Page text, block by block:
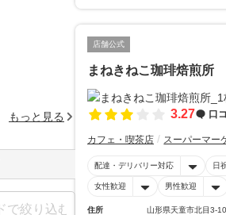
店舗公式
まねきねこ珈琲焙煎所
3.27 口
カフェ・喫茶店 スーパーマー
配達・デリバリー対応 日
女性歓迎 男性歓迎
住所
山形県天童市北目3-
もっと見る